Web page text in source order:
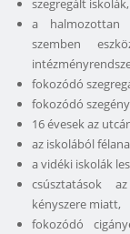
szegregált iskolák,
a halmozottan
szemben
fokozódó
fokozódó
16 évesek az
az iskolából
a vidéki iskolák
csúsztatások
kényszere miatt,
fokozódó